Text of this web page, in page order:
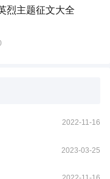
烈主题征文大全
2022-11-16
2023-03-25